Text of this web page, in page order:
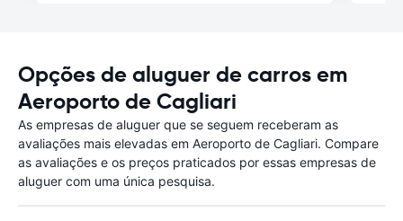
Opções de aluguer de carros em
Aeroporto de Cagliari
As empresas de aluguer que se seguem receberam as
avaliações mais elevadas em Aeroporto de Cagliari. Compare
as avaliações e os preços praticados por essas empresas de
aluguer com uma única pesquisa.